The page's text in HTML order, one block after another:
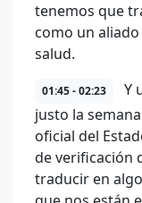
tenemos que
como un
salud.
01:45 - 02:23
Y
justo la
oficial del
de verificación
traducir en